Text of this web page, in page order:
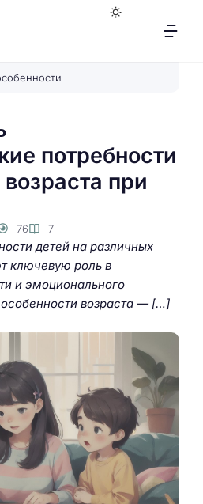
потребности
при
76 7
детей на различных
ключевую роль в
и эмоционального
возраста — […]